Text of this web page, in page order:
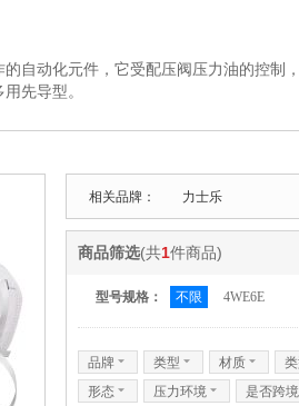
自动化元件，它受配压阀压力油的控
先导型。
相关品牌： 力士乐
商品筛选(共1件商品)
型号规格： 不限 4WE6E
品牌 6 类型 6 材质 6
形态 6 压力环境 6 是否跨